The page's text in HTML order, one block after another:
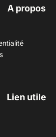
A propos
Lien utile